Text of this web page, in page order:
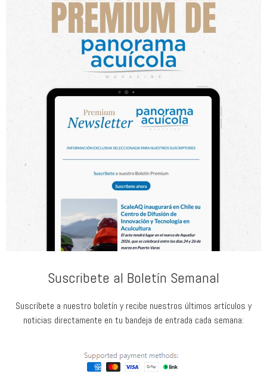
Suscribete al Boletín Semanal
Suscríbete a nuestro boletín y recibe nuestros últimos artículos y
noticias directamente en tu bandeja de entrada cada semana: